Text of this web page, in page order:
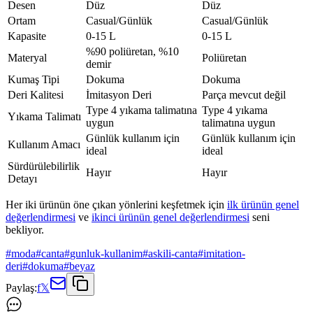
Desen
Düz
Düz
Ortam
Casual/Günlük
Casual/Günlük
Kapasite
0-15 L
0-15 L
Materyal
%90 poliüretan, %10
demir
Poliüretan
Kumaş Tipi
Dokuma
Dokuma
Deri Kalitesi
İmitasyon Deri
Parça mevcut değil
Yıkama Talimatı
Type 4 yıkama talimatına
uygun
Type 4 yıkama
talimatına uygun
Kullanım Amacı
Günlük kullanım için
ideal
Günlük kullanım için
ideal
Sürdürülebilirlik
Detayı
Hayır Hayır
Her iki ürünün öne çıkan yönlerini keşfetmek için ilk ürünün genel
değerlendirmesi ve ikinci ürünün genel değerlendirmesi seni
bekliyor.
#moda#canta#gunluk-kullanim#askili-canta#imitation-
deri#dokuma#beyaz
Paylaş:f𝕏